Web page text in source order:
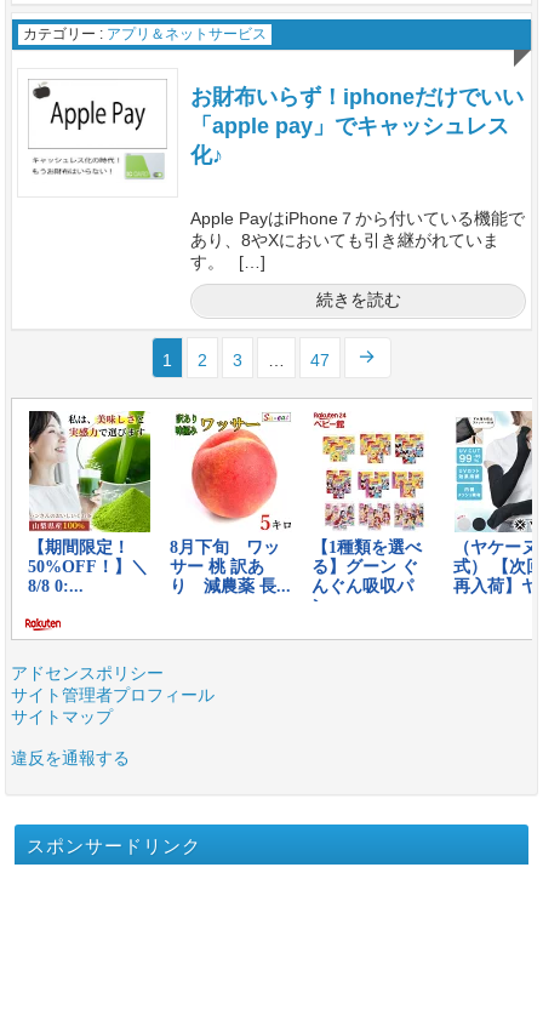
カテゴリー : アプリ＆ネットサービス
お財布いらず！iphoneだけでいい
「apple pay」でキャッシュレス
化♪
Apple PayはiPhone７から付いている機能で
あり、8やXにおいても引き継がれていま
す。 […]
続きを読む
1 2 3 47
アドセンスポリシー
サイト管理者プロフィール
サイトマップ
違反を通報する
スポンサードリンク